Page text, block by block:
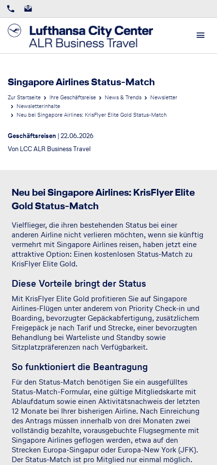
Singapore Airlines Status-Match
Zur Startseite Ihre Geschäftsreise News & Trends
Newsletter
Newsletterinhalte
Neu bei Singapore Airlines: KrisFlyer Elite Gold Status-Match
Geschäftsreisen | 22.06.2026
Von LCC ALR Business Travel
Neu bei Singapore Airlines: KrisFlyer Elite
Gold Status-Match
Vielflieger, die ihren bestehenden Status bei einer
anderen Airline nicht verlieren möchten, wenn sie künftig
vermehrt mit Singapore Airlines reisen, haben jetzt eine
attraktive Option: Einen kostenlosen Status-Match zu
KrisFlyer Elite Gold.
Diese Vorteile bringt der Status
Mit KrisFlyer Elite Gold profitieren Sie auf Singapore
Airlines-Flügen unter anderem von Priority Check-in und
Boarding, bevorzugter Gepäckabfertigung, zusätzlichem
Freigepäck je nach Tarif und Strecke, einer bevorzugten
Behandlung bei Warteliste und Standby sowie
Sitzplatzpräferenzen nach Verfügbarkeit.
So funktioniert die Beantragung
Für den Status-Match benötigen Sie ein ausgefülltes
Status-Match-Formular, eine gültige Mitgliedskarte mit
Ablaufdatum sowie einen Aktivitätsnachweis der letzten
12 Monate bei Ihrer bisherigen Airline. Nach Einreichung
des Antrags müssen innerhalb von drei Monaten zwei
vollständig bezahlte, vorausgebuchte Flugsegmente mit
Singapore Airlines geflogen werden, etwa auf den
Strecken Europa-Singapur oder Europa-New York (JFK).
Der Status-Match ist pro Mitglied nur einmal möglich.